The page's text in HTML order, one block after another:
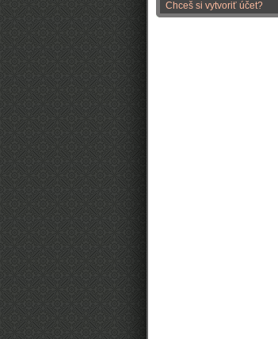
Chceš si vytvoriť účet?